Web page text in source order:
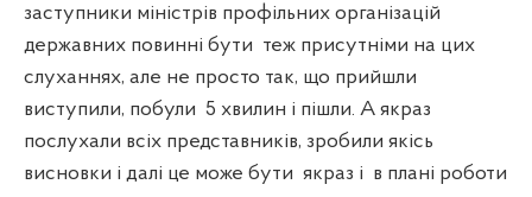
заступники міністрів профільних організацій
державних повинні бути теж присутніми на цих
слуханнях, але не просто так, що прийшли
виступили, побули 5 хвилин і пішли. А якраз
послухали всіх представників, зробили якісь
висновки і далі це може бути якраз і в плані роботи